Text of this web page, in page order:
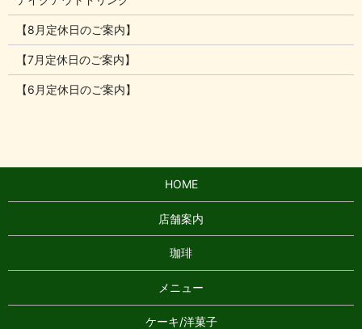
【8月定休日のご案内】
【7月定休日のご案内】
【6月定休日のご案内】
HOME
店舗案内
珈琲
メニュー
ケーキ/洋菓子